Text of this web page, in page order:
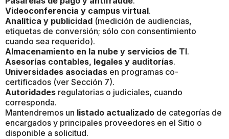
Videoconferencia y campus virtual.
Analítica y publicidad (medición de audiencias,
etiquetas de conversión; sólo con consentimiento
cuando sea requerido).
Almacenamiento en la nube y servicios de TI.
Asesorías contables, legales y auditorías.
Universidades asociadas en programas co-
certificados (ver Sección 7).
Autoridades regulatorias o judiciales, cuando
corresponda.
Mantendremos un listado actualizado de categorías de
encargados y principales proveedores en el Sitio o
disponible a solicitud.